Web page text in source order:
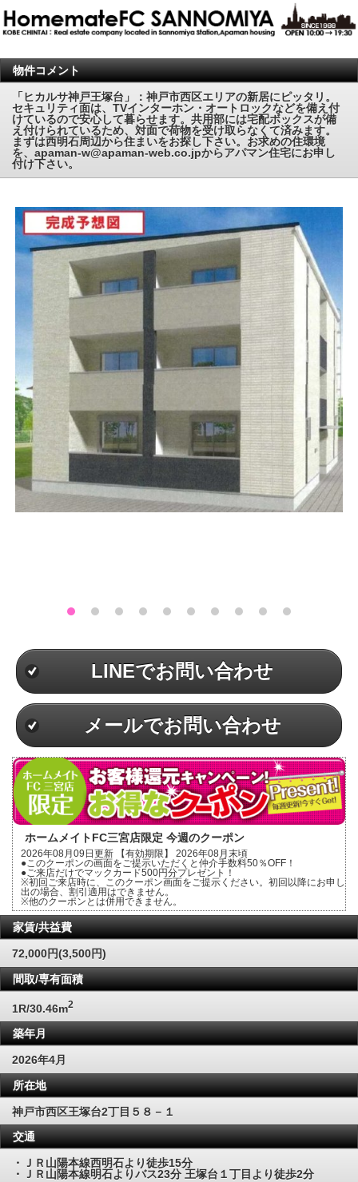
物件コメント
「ヒカルサ神戸王塚台」：神戸市西区エリアの新居にピッタリ。
セキュリティ面は、TVインターホン・オートロックなどを備え付
けているので安心して暮らせます。共用部には宅配ボックスが備
え付けられているため、対面で荷物を受け取らなくて済みます。
まずは西明石周辺から住まいをお探し下さい。お求めの住環境
を、apaman-w@apaman-web.co.jpからアパマン住宅にお申し
付け下さい。
LINEでお問い合わせ
メールでお問い合わせ
ホームメイトFC三宮店限定 今週のクーポン
2026年08月09日更新 【有効期限】 2026年08月末頃
●このクーポンの画面をご提示いただくと仲介手数料50％OFF！
●ご来店だけでマックカード500円分プレゼント！
※初回ご来店時に、このクーポン画面をご提示ください。初回以降にお申し
出の場合、割引適用はできません。
※他のクーポンとは併用できません。
家賃/共益費
72,000円(3,500円)
間取/専有面積
1R/30.46m2
築年月
2026年4月
所在地
神戸市西区王塚台2丁目５８－１
交通
・ＪＲ山陽本線西明石より徒歩15分
・ＪＲ山陽本線明石よりバス23分 王塚台１丁目より徒歩2分